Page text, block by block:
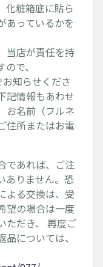
化粧箱底に貼ら
あっているかを
当店が責任を持
で、
知らせくださ
記情報もあわせ
お名前（フルネ
住所またはお電
であれば、ご注
ありません。恐
よる交換は、受
望の場合は一度
ただき、 再度ご
については、